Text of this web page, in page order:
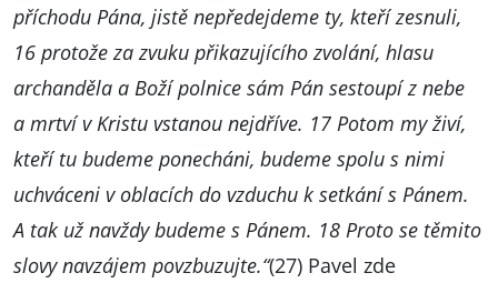
příchodu Pána, jistě nepředejdeme ty, kteří zesnuli,
16 protože za zvuku přikazujícího zvolání, hlasu
archanděla a Boží polnice sám Pán sestoupí z nebe
a mrtví v Kristu vstanou nejdříve. 17 Potom my živí,
kteří tu budeme ponecháni, budeme spolu s nimi
uchváceni v oblacích do vzduchu k setkání s Pánem.
A tak už navždy budeme s Pánem. 18 Proto se těmito
slovy navzájem povzbuzujte.“(27) Pavel zde